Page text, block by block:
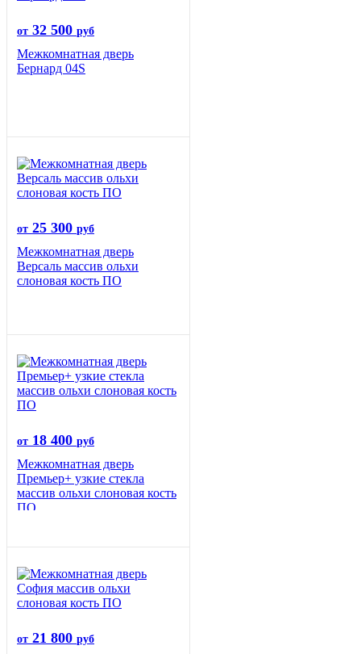
от 32 500 руб
Межкомнатная дверь
Бернард 04S
от 25 300 руб
Межкомнатная дверь
Версаль массив ольхи
слоновая кость ПО
от 18 400 руб
Межкомнатная дверь
Премьер+ узкие стекла
массив ольхи слоновая кость
ПО
от 21 800 руб